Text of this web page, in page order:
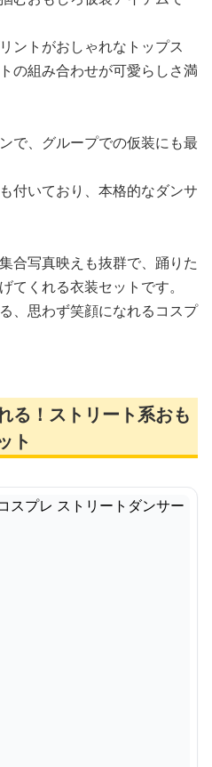
ントがおしゃれなトップス
の組み合わせが可愛らしさ満
で、グループでの仮装にも最
付いており、本格的なダンサ
合写真映えも抜群で、踊りた
てくれる衣装セットです。
、思わず笑顔になれるコスプ
る！ストリート系おも
ト